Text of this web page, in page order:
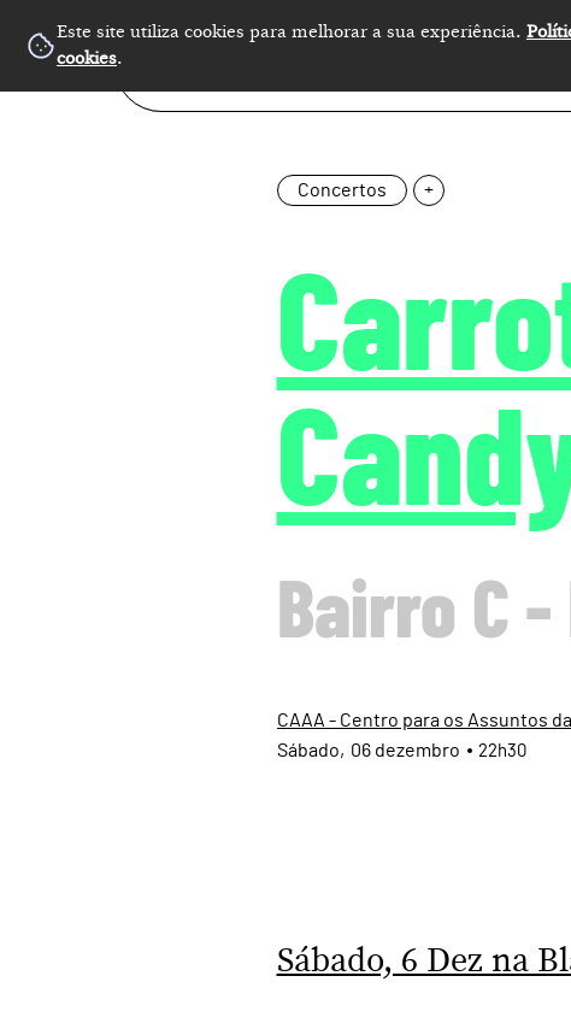
Este site utiliza cookies para melhorar a sua experiência.
cookies.
Concertos +
Bairro C
CAAA - Centro para os Assuntos
06 dezembro
Sábado 22h30
Sábado, 6 Dez na